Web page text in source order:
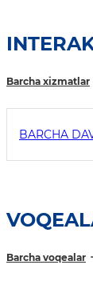
Barcha xizmatlar
BARCHA
Barcha voqealar